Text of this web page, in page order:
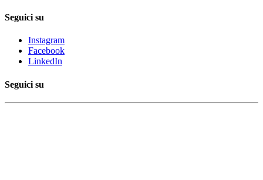
Seguici su
Instagram
Facebook
LinkedIn
Seguici su